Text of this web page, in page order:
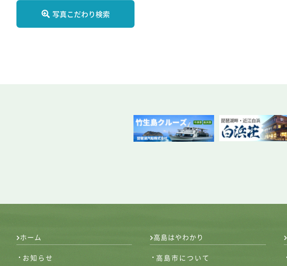
写真こだわり検索
ホーム
お知らせ
高島はやわかり
高島市について